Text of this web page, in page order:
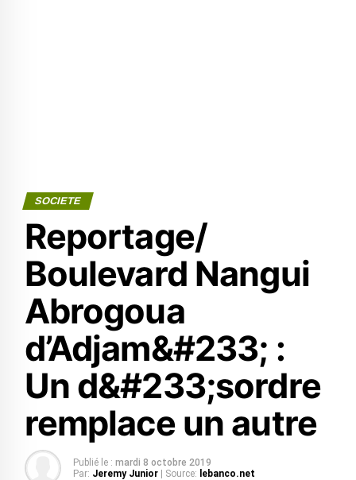
SOCIETE
Reportage/
Boulevard Nangui
Abrogoua
d’Adjam&#233; :
Un d&#233;sordre
remplace un autre
Publié le : mardi 8 octobre 2019
Par: Jeremy Junior | Source: lebanco.net